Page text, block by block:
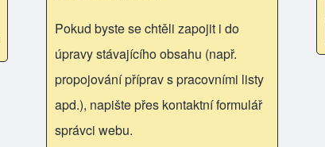
Pokud byste se chtěli zapojit i do
úpravy stávajícího obsahu (např.
propojování příprav s pracovními listy
apd.), napište přes kontaktní formulář
správci webu.